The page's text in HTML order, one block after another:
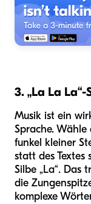
3. „La La La“-
Musik ist ein
Sprache. Wähle
funkel kleiner
statt des
Silbe „La“. Das
die
komplexe